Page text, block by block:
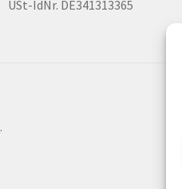
USt-IdNr. DE341313365
.